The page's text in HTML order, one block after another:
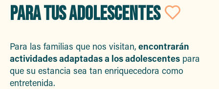
PARA TUS ADOLESCENTES
Para las familias que nos visitan, encontrarán
actividades adaptadas a los adolescentes para
que su estancia sea tan enriquecedora como
entretenida.